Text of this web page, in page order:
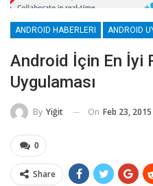
ANDROID HABERLERI
Android İçin En İyi
Uygulaması
By Yiğit On Feb 23, 2015
0
Share